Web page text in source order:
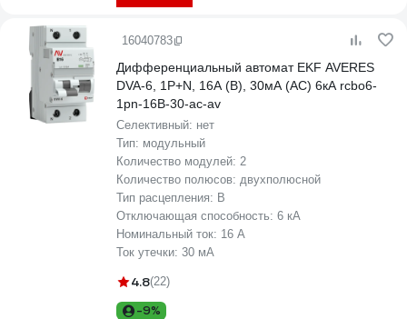
16040783
Дифференциальный автомат EKF AVERES
DVA-6, 1P+N, 16А (B), 30мА (AC) 6кА rcbo6-
1pn-16B-30-ac-av
Селективный: нет
Тип: модульный
Количество модулей: 2
Количество полюсов: двухполюсной
Тип расцепления: B
Отключающая способность: 6 кА
Номинальный ток: 16 А
Ток утечки: 30 мА
4.8(22)
-9%